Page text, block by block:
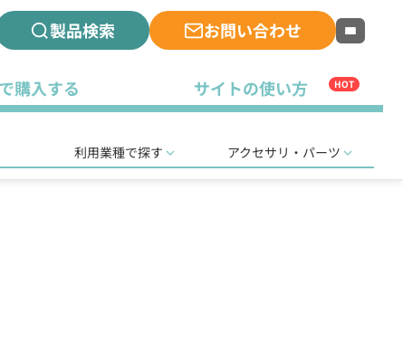
製品検索 お問い合わせ
購入する サイトの使い方 HOT
利用業種で探す アクセサリ・パーツ